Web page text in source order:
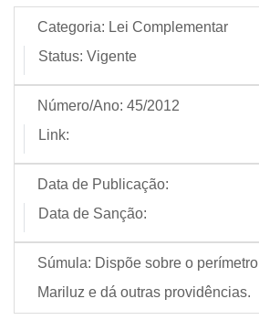
Categoria: Lei Complementar
Status: Vigente
Número/Ano: 45/2012
Link:
Data de Publicação:
Data de Sanção:
Súmula: Dispõe sobre o
Mariluz e dá outras providências.